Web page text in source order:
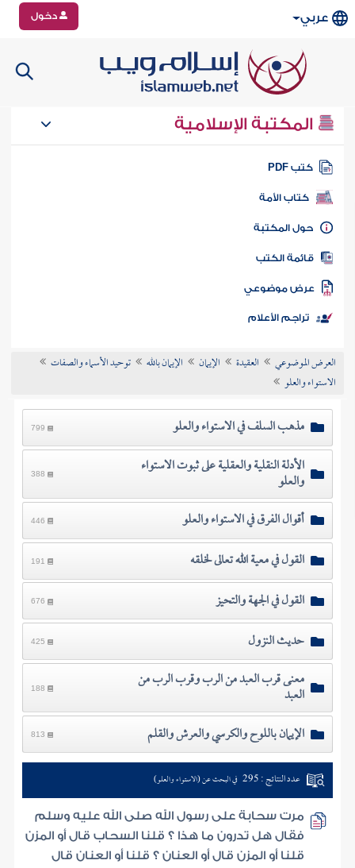
عربي دخول
المكتبة الإسلامية
كتب PDF
كتاب الأمة
المكتبة
الكتب
موضوعي
تراجم الأعلام
العرض الموضوعي العقيدة الإيمان الإيمان بالله
توحيد الأسماء والصفات
الاستواء والعلو
مذهب السلف في الاستواء والعلو 799
الأدلة النقلية والعقلية على ثبوت الاستواء
والعلو 388
أقوال الفرق في الاستواء والعلو 446
القول في معية الله تعالى لخلقه 191
القول في الجهة والتحيز 676
حديث النزول 425
معنى قرب العبد من الرب وقرب الرب من
العبد 188
الإيمان باللوح والكرسي والعرش والقلم 813
عدد النتائج : 295 في البحث عن (الاستواء والعلو)
مرت سحابة على رسول الله صلى الله عليه وسلم
فقال هل تدرون ما هذا ؟ قلنا السحاب قال أو المزن
قلنا أو المزن قال أو العنان ؟ قلنا أو العنان قال